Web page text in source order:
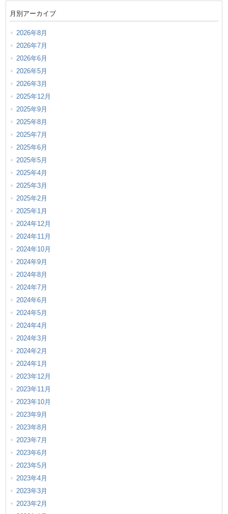
月別アーカイブ
2026年8月
2026年7月
2026年6月
2026年5月
2026年3月
2025年12月
2025年9月
2025年8月
2025年7月
2025年6月
2025年5月
2025年4月
2025年3月
2025年2月
2025年1月
2024年12月
2024年11月
2024年10月
2024年9月
2024年8月
2024年7月
2024年6月
2024年5月
2024年4月
2024年3月
2024年2月
2024年1月
2023年12月
2023年11月
2023年10月
2023年9月
2023年8月
2023年7月
2023年6月
2023年5月
2023年4月
2023年3月
2023年2月